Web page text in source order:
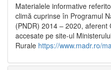
Materialele informative
climă cuprinse în Programul
(PNDR) 2014 – 2020,
accesate pe site-ul
Rurale https://www.madr.ro/